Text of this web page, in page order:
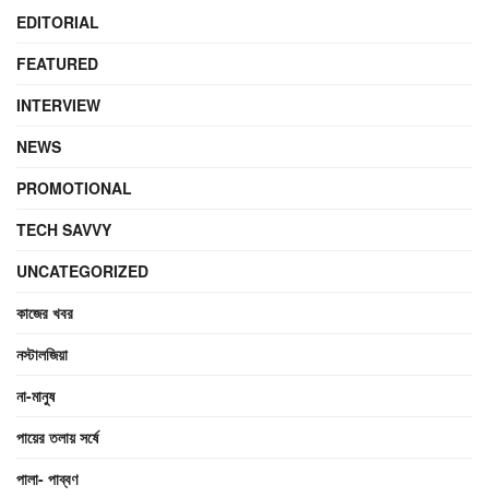
EDITORIAL
FEATURED
INTERVIEW
NEWS
PROMOTIONAL
TECH SAVVY
UNCATEGORIZED
কাজের খবর
নস্টালজিয়া
না-মানুষ
পায়ের তলায় সর্ষে
পালা- পাব্বণ